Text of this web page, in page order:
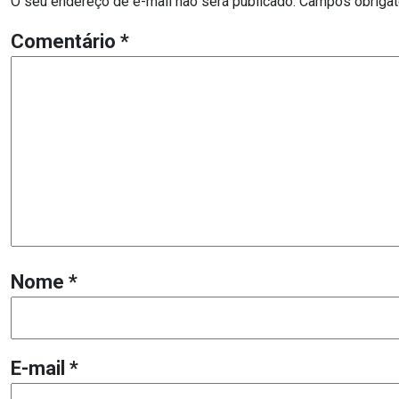
Comentário *
Nome *
E-mail *